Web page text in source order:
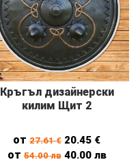
Кръгъл дизайнерски
килим Щит 2
от27.61€ 20.45 €
от 54.00лв 40.00 лв